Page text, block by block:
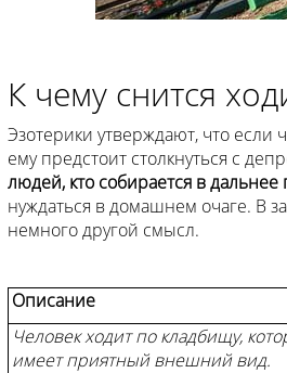
К чему снится
Эзотерики утверждают, что если
ему предстоит столкнуться с
людей, кто собирается в дальнее
нуждаться в домашнем очаге. В
немного другой смысл.
Описание
Человек ходит по кладбищу,
имеет приятный внешний вид.